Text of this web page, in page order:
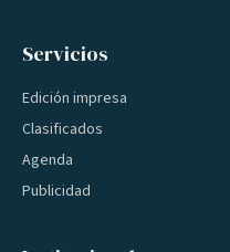
Servicios
Edición impresa
Clasificados
Agenda
Publicidad